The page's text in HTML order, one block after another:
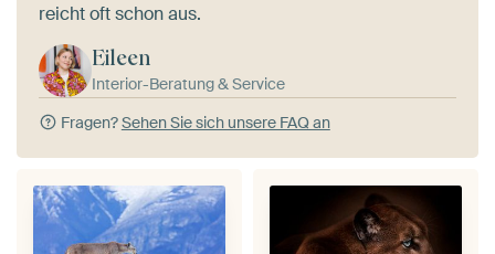
reicht oft schon aus.
Eileen
Interior-Beratung & Service
Fragen?Sehen Sie sich unsere FAQ an